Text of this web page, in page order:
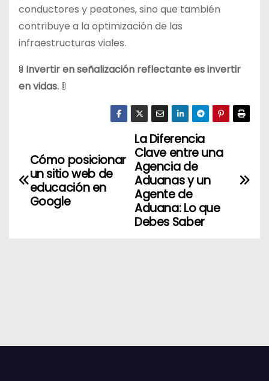
conductores y peatones, sino que también
contribuye a la optimización de las
infraestructuras viales.
🚦 Invertir en señalización reflectante es invertir
en vidas. 🚦
a
ó
La Diferencia
Clave entre una
Agencia de
Aduanas y un
Agente de
Aduana: Lo que
Debes Saber
Cómo posicionar
un sitio web de
educación en
Google